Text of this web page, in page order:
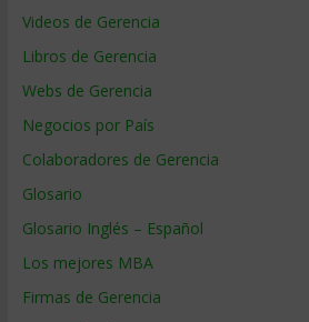
Videos de Gerencia
Libros de Gerencia
Webs de Gerencia
Negocios por País
Colaboradores de Gerencia
Glosario
Glosario Inglés – Español
Los mejores MBA
Firmas de Gerencia